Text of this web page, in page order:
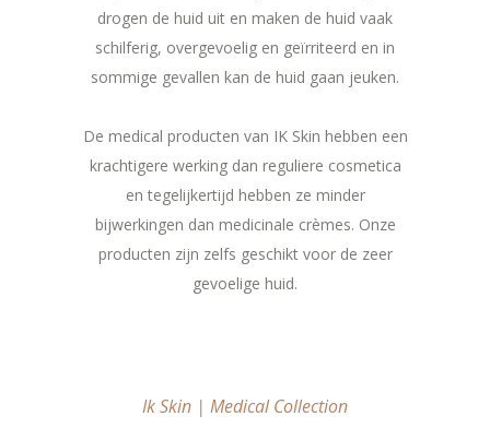
drogen de huid uit en maken de huid vaak
schilferig, overgevoelig en geïrriteerd en in
sommige gevallen kan de huid gaan jeuken.
De medical producten van IK Skin hebben een
krachtigere werking dan reguliere cosmetica
en tegelijkertijd hebben ze minder
bijwerkingen dan medicinale crèmes. Onze
producten zijn zelfs geschikt voor de zeer
gevoelige huid.
Ik Skin | Medical Collection